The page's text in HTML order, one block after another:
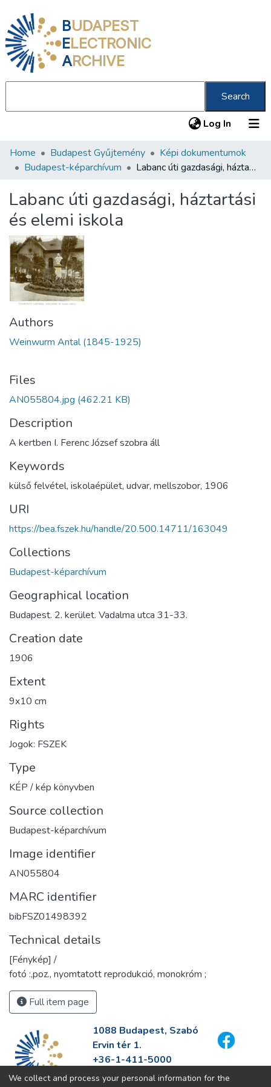
BUDAPEST
ELECTRONIC
ARCHIVE
Search
Log In (current)
Communities & Collections
Statistics
About us
Home Budapest Gyűjtemény
Képi dokumentumok
Budapest-képarchívum
Labanc úti gazdasági, háztartási és elemi iskola
Labanc úti gazdasági, háztartási
és elemi iskola
Authors
Weinwurm Antal (1845-1925)
Files
AN055804.jpg (462.21 KB)
Description
A kertben I. Ferenc József szobra áll
Keywords
külső felvétel, iskolaépület, udvar, mellszobor, 1906
URI
https://bea.fszek.hu/handle/20.500.14711/163049
Collections
Budapest-képarchívum
Geographical location
Budapest. 2. kerület. Vadalma utca 31-33.
Creation date
1906
Extent
9x10 cm
Rights
Jogok: FSZEK
Type
KÉP / kép könyvben
Source collection
Budapest-képarchívum
Image identifier
AN055804
MARC identifier
bibFSZ01498392
Technical details
[Fénykép] /
fotó :,poz., nyomtatott reprodukció, monokróm ;
Full item page
1088 Budapest, Szabó
Ervin tér 1.
+36-1-411-5000
info@fszek.hu
We collect and process your personal information for the